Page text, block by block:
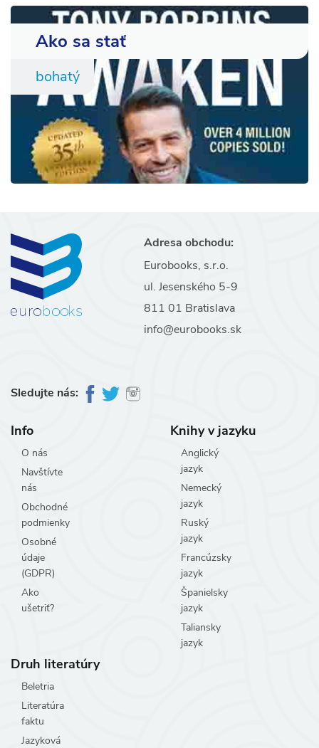
Ako sa stať
bohatý
Adresa obchodu:
Eurobooks, s.r.o.
ul. Jesenského 5-9
811 01 Bratislava
info@eurobooks.sk
Sledujte nás:
Info
O nás
Navštívte
nás
Obchodné
podmienky
Osobné
údaje
(GDPR)
Ako
ušetriť?
Knihy v jazyku
Anglický
jazyk
Nemecký
jazyk
Ruský
jazyk
Francúzsky
jazyk
Španielsky
jazyk
Taliansky
jazyk
Druh literatúry
Beletria
Literatúra
faktu
Jazyková